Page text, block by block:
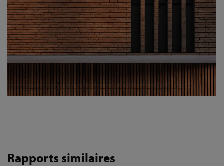
Rapports similaires